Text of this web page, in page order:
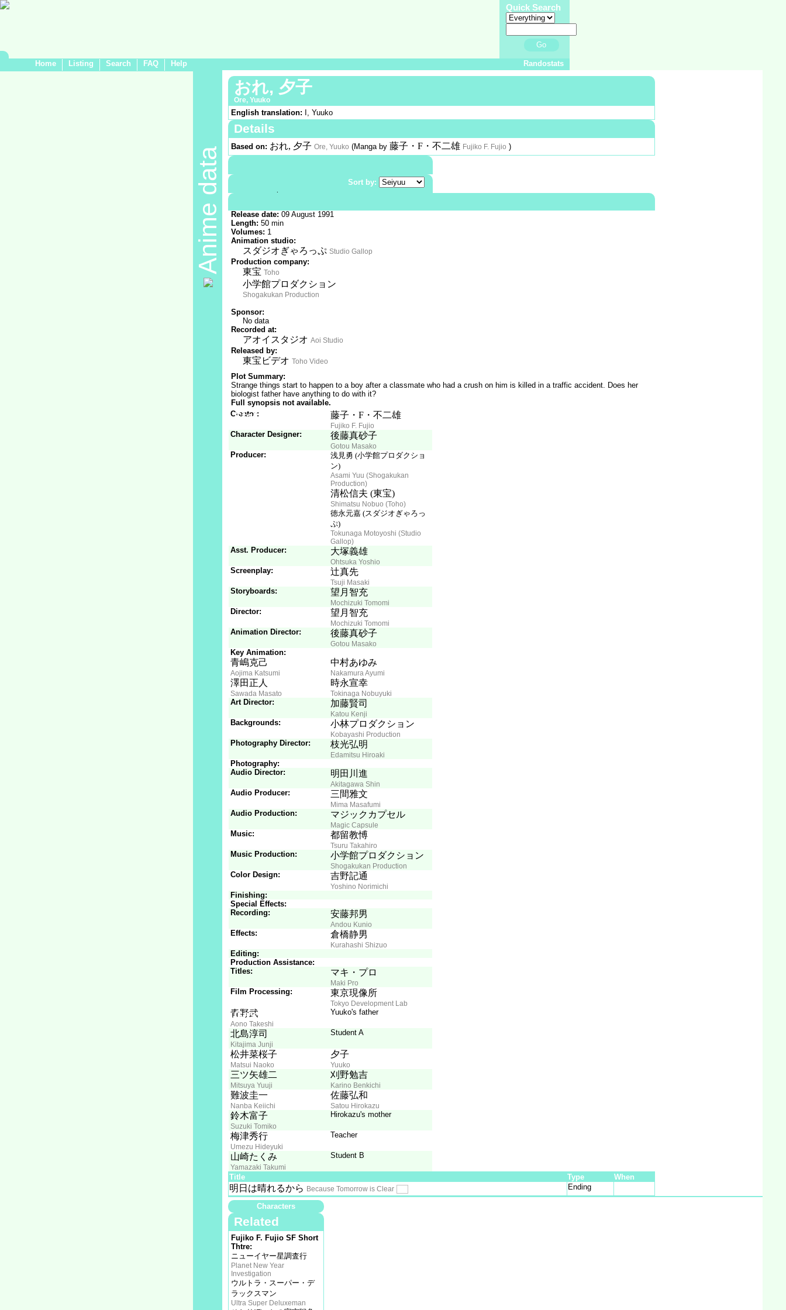
Quick Search
Go
Home Listing Search FAQ Help Randostats
Anime data
おれ, 夕子
Ore, Yuuko
English translation: I, Yuuko
Details
Based on: おれ, 夕子 Ore, Yuuko (Manga by 藤子・F・不二雄 Fujiko F. Fujio )
Release date: 09 August 1991
Length: 50 min
Volumes: 1
Animation studio:
スダジオぎゃろっぷ Studio Gallop
Production company:
東宝 Toho
小学館プロダクション
Shogakukan Production
Sponsor:
No data
Recorded at:
アオイスタジオ Aoi Studio
Released by:
東宝ビデオ Toho Video
Plot Summary:
Strange things start to happen to a boy after a classmate who had a crush on him is killed in a traffic accident. Does her
biologist father have anything to do with it?
Full synopsis not available.
Staff
Creator: 藤子・F・不二雄
Fujiko F. Fujio
Character Designer: 後藤真砂子
Gotou Masako
Producer:
浅見勇 (小学館プロダクショ
ン)
Asami Yuu (Shogakukan
Production)
清松信夫 (東宝)
Shimatsu Nobuo (Toho)
徳永元嘉 (スダジオぎゃろっ
ぷ)
Tokunaga Motoyoshi (Studio
Gallop)
Asst. Producer: 大塚義雄
Ohtsuka Yoshio
Screenplay: 辻真先
Tsuji Masaki
Storyboards: 望月智充
Mochizuki Tomomi
Director: 望月智充
Mochizuki Tomomi
Animation Director: 後藤真砂子
Gotou Masako
Key Animation:
青嶋克己
Aojima Katsumi
澤田正人
Sawada Masato
中村あゆみ
Nakamura Ayumi
時永宣幸
Tokinaga Nobuyuki
Art Director: 加藤賢司
Katou Kenji
Backgrounds: 小林プロダクション
Kobayashi Production
Photography Director: 枝光弘明
Edamitsu Hiroaki
Photography:
Audio Director:
明田川進
Akitagawa Shin
Audio Producer: 三間雅文
Mima Masafumi
Audio Production: マジックカプセル
Magic Capsule
Music: 都留教愽
Tsuru Takahiro
Music Production: 小学館プロダクション
Shogakukan Production
Color Design: 吉野記通
Yoshino Norimichi
Finishing:
Special Effects:
Recording:
安藤邦男
Andou Kunio
Effects: 倉橋静男
Kurahashi Shizuo
Editing:
Production Assistance:
Titles:
マキ・プロ
Maki Pro
Film Processing: 東京現像所
Tokyo Development Lab
Cast
Sort by:
青野武
Aono Takeshi
Yuuko's father
北島淳司
Kitajima Junji
Student A
松井菜桜子
Matsui Naoko
夕子
Yuuko
三ツ矢雄二
Mitsuya Yuuji
刈野勉吉
Karino Benkichi
難波圭一
Nanba Keiichi
佐藤弘和
Satou Hirokazu
鈴木富子
Suzuki Tomiko
Hirokazu's mother
梅津秀行
Umezu Hideyuki
Teacher
山崎たくみ
Yamazaki Takumi
Student B
Title Type When
明日は晴れるから Because Tomorrow is Clear Ending
Characters
Related
Fujiko F. Fujio SF Short
Thtre:
ニューイヤー星調査行
Planet New Year
Investigation
ウルトラ・スーパー・デ
ラックスマン
Ultra Super Deluxeman